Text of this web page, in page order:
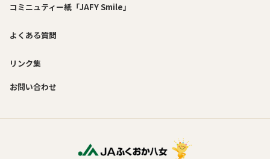
コミニュティー紙「JAFY Smile」
よくある質問
リンク集
お問い合わせ